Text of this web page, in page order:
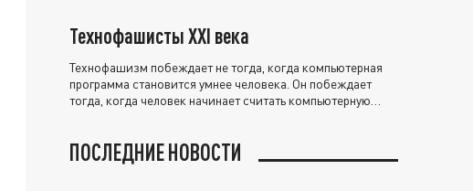
Технофашисты XXI века
Технофашизм побеждает не тогда, когда компьютерная
программа становится умнее человека. Он побеждает
тогда, когда человек начинает считать компьютерную
ПОСЛЕДНИЕ НОВОСТИ